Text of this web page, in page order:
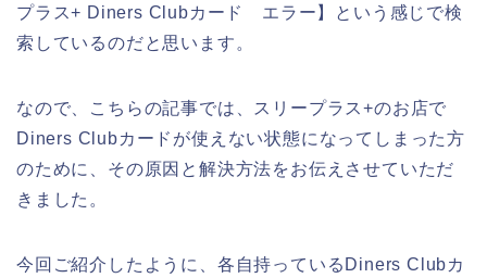
プラス+ Diners Clubカード エラー】という感じで検
索しているのだと思います。
なので、こちらの記事では、スリープラス+のお店で
Diners Clubカードが使えない状態になってしまった方
のために、その原因と解決方法をお伝えさせていただ
きました。
今回ご紹介したように、各自持っているDiners Clubカ